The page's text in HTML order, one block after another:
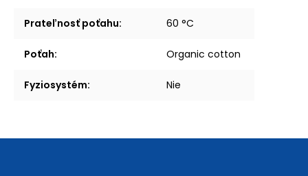
Prateľnosť poťahu: 60 °C
Poťah: Organic cotton
Fyziosystém: Nie